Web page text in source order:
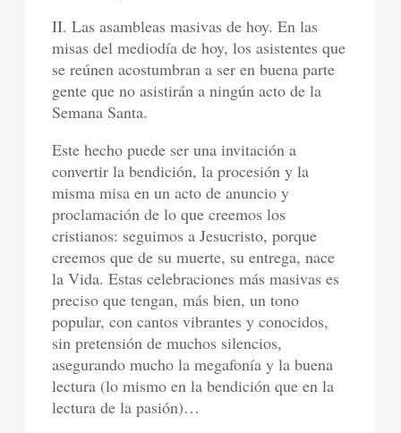
II. Las asambleas masivas de hoy. En las
misas del mediodía de hoy, los asistentes que
se reúnen acostumbran a ser en buena parte
gente que no asistirán a ningún acto de la
Semana Santa.
Este hecho puede ser una invitación a
convertir la bendición, la procesión y la
misma misa en un acto de anuncio y
proclamación de lo que creemos los
cristianos: seguimos a Jesucristo, porque
creemos que de su muerte, su entrega, nace
la Vida. Estas celebraciones más masivas es
preciso que tengan, más bien, un tono
popular, con cantos vibrantes y conocidos,
sin pretensión de muchos silencios,
asegurando mucho la megafonía y la buena
lectura (lo mismo en la bendición que en la
lectura de la pasión)…